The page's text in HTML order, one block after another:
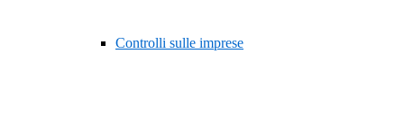
Controlli sulle imprese